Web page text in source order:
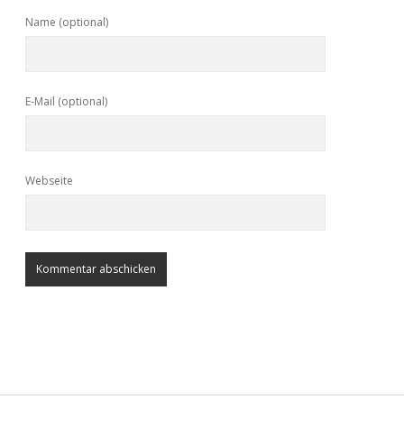
Name (optional)
E-Mail (optional)
Webseite